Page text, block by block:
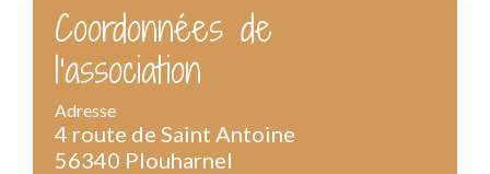
Coordonnées de
l'association
Adresse
4 route de Saint Antoine
56340 Plouharnel